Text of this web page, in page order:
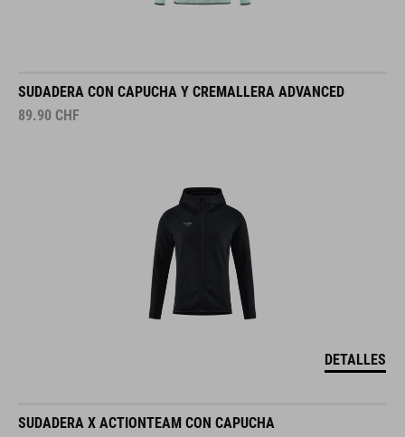
SUDADERA CON CAPUCHA Y CREMALLERA ADVANCED
89.90 CHF
DETALLES
SUDADERA X ACTIONTEAM CON CAPUCHA